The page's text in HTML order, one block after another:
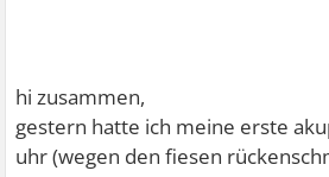
hi zusammen,
gestern hatte ich meine erste
uhr (wegen den fiesen